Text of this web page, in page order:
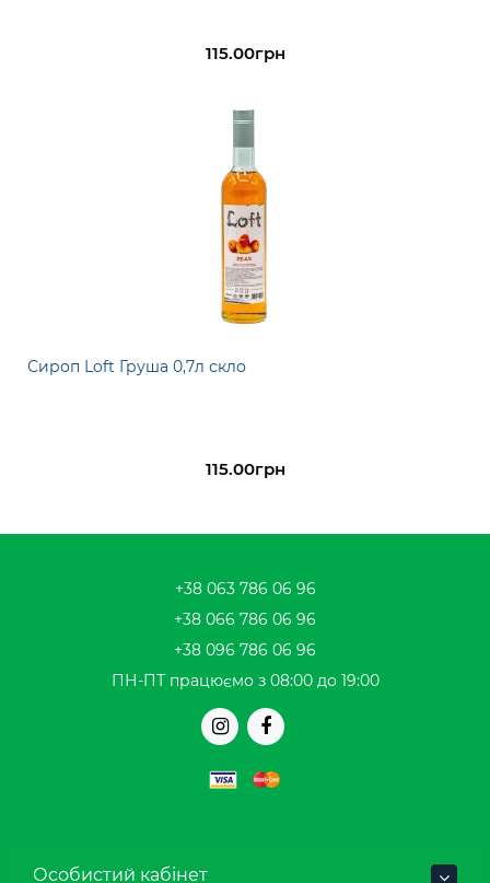
115.00грн
Сироп Loft Груша 0,7л скло
115.00грн
+38 063 786 06 96
+38 066 786 06 96
+38 096 786 06 96
ПН-ПТ працюємо з 08:00 до 19:00
Особистий кабінет